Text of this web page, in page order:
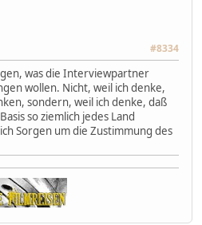
#8334
was die Interviewpartner
wollen. Nicht, weil ich denke,
sondern, weil ich denke, daß
so ziemlich jedes Land
Sorgen um die Zustimmung des